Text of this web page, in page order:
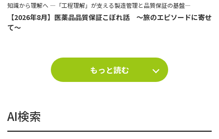
知識から理解へ ―「工程理解」が支える製造管理と品質保証の基盤―
【2026年8月】医薬品品質保証こぼれ話 ～旅のエピソードに寄せ
て～
もっと読む
AI検索